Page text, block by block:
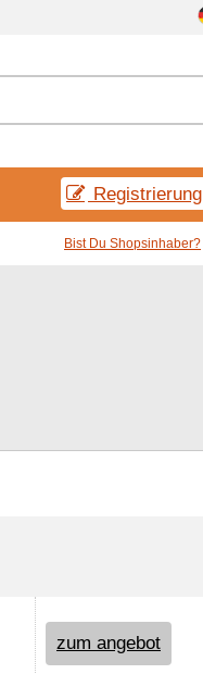
Registrierung
Bist Du Shopsinhaber?
zum angebot